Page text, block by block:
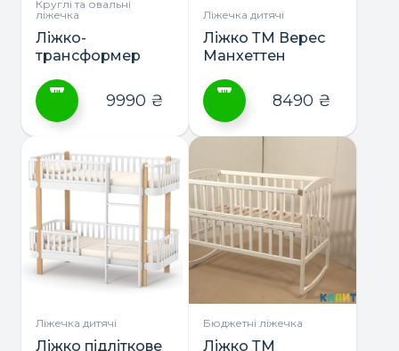
сторінці
товару
Круглі та овальні
ліжечка
Ліжко-
трансформер
товар
має
кілька
варіантів.
Параметри
можна
вибрати
сторінці
товару
9990 ₴
Ліжечка дитячі
Ліжко ТМ Верес
Манхеттен
має
кілька
варіантів.
Параметри
можна
вибрати
на
сторінці
товару
8490 ₴
Ліжечка дитячі
Ліжко підліткове
Бюджетні ліжечка
Ліжко ТМ